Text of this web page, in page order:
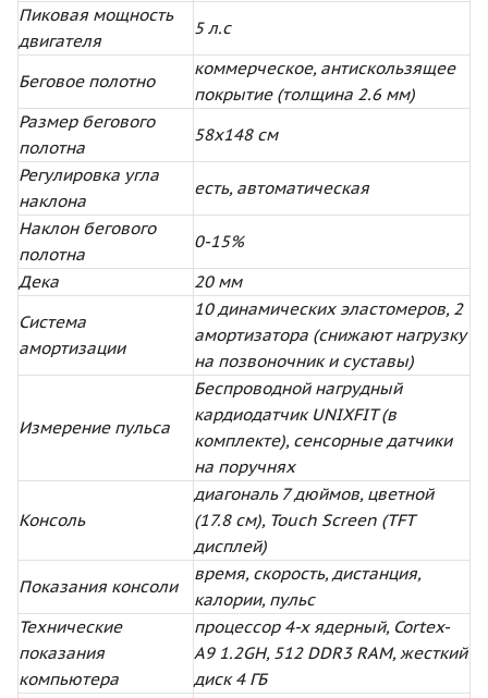
Пиковая мощность
двигателя
5 л.с
Беговое полотно
коммерческое, антискользящее
покрытие (толщина 2.6 мм)
Размер бегового
полотна
58х148 см
Регулировка угла
наклона
есть, автоматическая
Наклон бегового
полотна
0-15%
Дека
20 мм
Система
амортизации
10 динамических эластомеров, 2
амортизатора (снижают нагрузку
на позвоночник и суставы)
Измерение пульса
Беспроводной нагрудный
кардиодатчик UNIXFIT (в
комплекте), сенсорные датчики
на поручнях
Консоль
диагональ 7 дюймов, цветной
(17.8 см), Touch Screen (TFT
дисплей)
Показания консоли
время, скорость, дистанция,
калории, пульс
Технические
показания
компьютера
процессор 4-х ядерный, Cortex-
A9 1.2GH, 512 DDR3 RAM, жесткий
диск 4 ГБ